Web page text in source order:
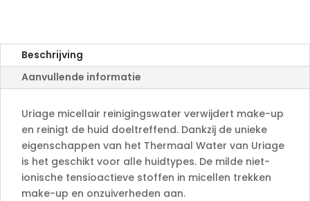
a
t
Beschrijving
Aanvullende informatie
Uriage micellair reinigingswater verwijdert make-up
en reinigt de huid doeltreffend. Dankzij de unieke
eigenschappen van het Thermaal Water van Uriage
is het geschikt voor alle huidtypes. De milde niet-
ionische tensioactieve stoffen in micellen trekken
make-up en onzuiverheden aan.